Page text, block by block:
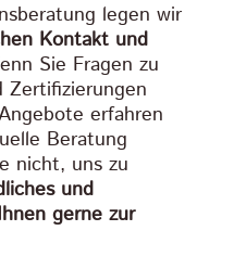
legen wir
Kontakt und
Sie Fragen zu
Zertifizierungen
erfahren
Beratung
nicht, uns zu
und
gerne zur